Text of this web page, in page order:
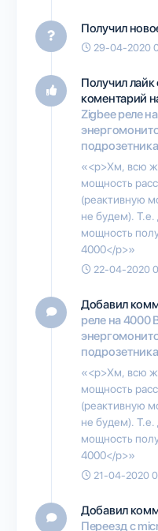
Получил
29-04-2020
Получил лайк
коментарий
Zigbee реле
подрозетника
«<p>Хм, всю
мощность
(реактивную
не будем). Т.е.
мощность
4000</p>»
22-04-2020
Добавил
реле на 4000
подрозетника
«<p>Хм, всю
мощность
(реактивную
не будем). Т.е.
мощность
4000</p>»
21-04-2020
Добавил
Переезд с